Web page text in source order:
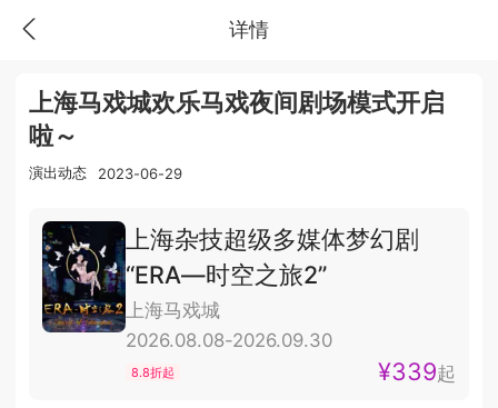
详情
上海马戏城欢乐马戏夜间剧场模式开启
啦～
演出动态 2023-06-29
上海杂技超级多媒体梦幻剧
“ERA—时空之旅2”
上海马戏城
2026.08.08-2026.09.30
8.8折起 ¥339起